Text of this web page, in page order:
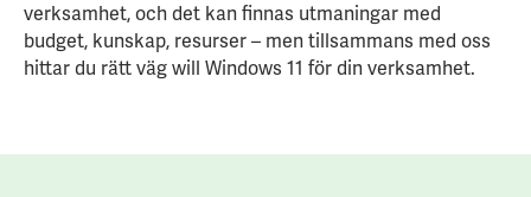
verksamhet, och det kan finnas utmaningar med
budget, kunskap, resurser – men tillsammans med oss
hittar du rätt väg will Windows 11 för din verksamhet.